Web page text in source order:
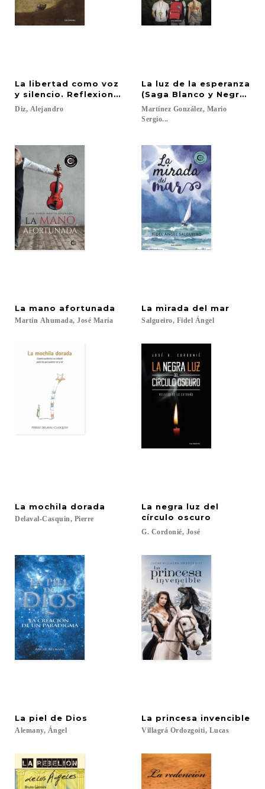
La libertad como voz
y silencio. Reflexiones liberales
Diz, Alejandro
La luz de la esperanza
(Saga Blanco y Negro 1)
Martínez González, Mario
Sergio...
La mano afortunada
Martín Ahumada, José María
La mirada del mar
Salgueiro, Fidel Ángel
La mochila dorada
Delaval-Casquin, Pierre
La negra luz del
círculo oscuro
G. Cordonié, José
La piel de Dios
Alemany, Ángel
La princesa invencible
Villagrá Ordozgoiti, Lucas